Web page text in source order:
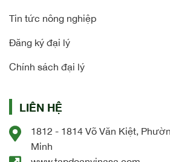
Tin tức nông nghiệp
Đăng ký đại lý
Chính sách đại lý
LIÊN HỆ
1812 - 1814 Võ Văn Kiệt,
Minh